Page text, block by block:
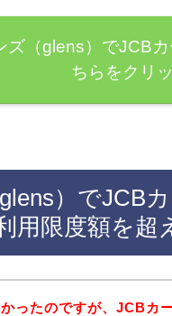
ズ（glens）でJCB
ちらをクリ
）でJCB
用限度額を超
ったのですが、JCBカ